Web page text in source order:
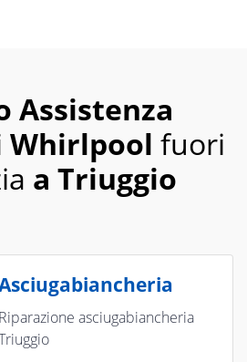
Assistenza
fuori
a Triuggio
Riparazione asciugabiancheria